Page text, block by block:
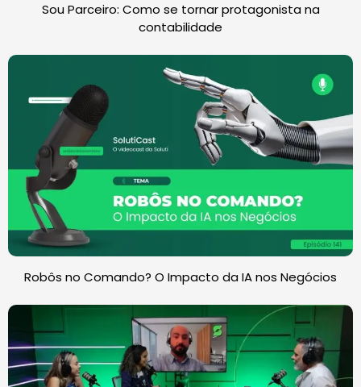
Sou Parceiro: Como se tornar protagonista na
contabilidade
Robôs no Comando? O Impacto da IA nos Negócios